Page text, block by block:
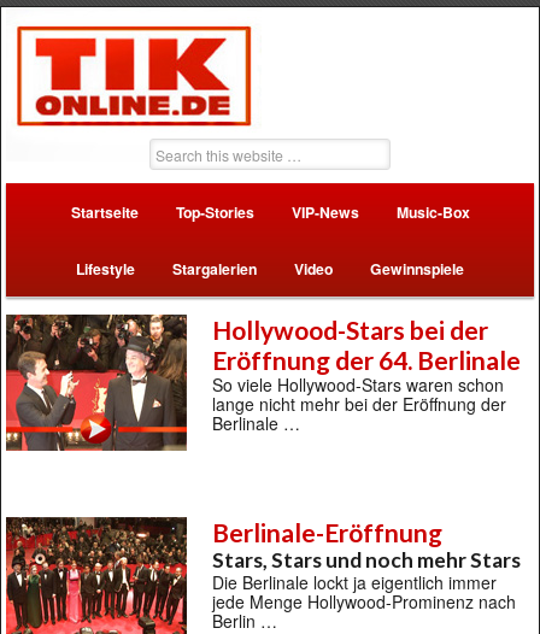
Startseite Top-Stories VIP-News Music-Box
Lifestyle Stargalerien Video Gewinnspiele
Hollywood-Stars bei der
Eröffnung der 64. Berlinale
So viele Hollywood-Stars waren schon
lange nicht mehr bei der Eröffnung der
Berlinale …
Berlinale-Eröffnung
Stars, Stars und noch mehr Stars
Die Berlinale lockt ja eigentlich immer
jede Menge Hollywood-Prominenz nach
Berlin …